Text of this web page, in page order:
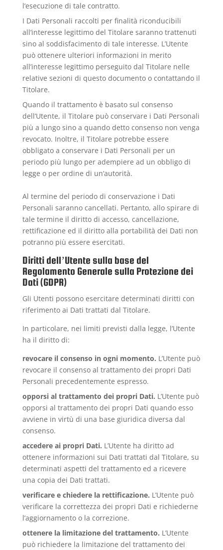
l’esecuzione di tale contratto.
I Dati Personali raccolti per finalità riconducibili
all’interesse legittimo del Titolare saranno trattenuti
sino al soddisfacimento di tale interesse. L’Utente
può ottenere ulteriori informazioni in merito
all’interesse legittimo perseguito dal Titolare nelle
relative sezioni di questo documento o contattando il
Titolare.
Quando il trattamento è basato sul consenso
dell’Utente, il Titolare può conservare i Dati Personali
più a lungo sino a quando detto consenso non venga
revocato. Inoltre, il Titolare potrebbe essere
obbligato a conservare i Dati Personali per un
periodo più lungo per adempiere ad un obbligo di
legge o per ordine di un’autorità.
Al termine del periodo di conservazione i Dati
Personali saranno cancellati. Pertanto, allo spirare di
tale termine il diritto di accesso, cancellazione,
rettificazione ed il diritto alla portabilità dei Dati non
potranno più essere esercitati.
Diritti dell’Utente sulla base del
Regolamento Generale sulla Protezione dei
Dati (GDPR)
Gli Utenti possono esercitare determinati diritti con
riferimento ai Dati trattati dal Titolare.
In particolare, nei limiti previsti dalla legge, l’Utente
ha il diritto di:
revocare il consenso in ogni momento. L’Utente può
revocare il consenso al trattamento dei propri Dati
Personali precedentemente espresso.
opporsi al trattamento dei propri Dati. L’Utente può
opporsi al trattamento dei propri Dati quando esso
avviene in virtù di una base giuridica diversa dal
consenso.
accedere ai propri Dati. L’Utente ha diritto ad
ottenere informazioni sui Dati trattati dal Titolare, su
determinati aspetti del trattamento ed a ricevere
una copia dei Dati trattati.
verificare e chiedere la rettificazione. L’Utente può
verificare la correttezza dei propri Dati e richiederne
l’aggiornamento o la correzione.
ottenere la limitazione del trattamento. L’Utente
può richiedere la limitazione del trattamento dei